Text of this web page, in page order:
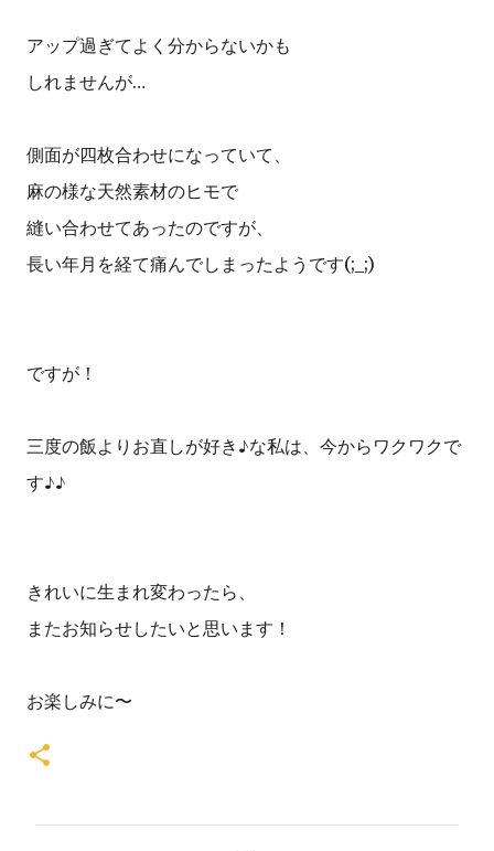
アップ過ぎてよく分からないかも
しれませんが…
側面が四枚合わせになっていて、
麻の様な天然素材のヒモで
縫い合わせてあったのですが、
長い年月を経て痛んでしまったようです(;_;)
ですが！
三度の飯よりお直しが好き♪な私は、今からワクワクで
す♪♪
きれいに生まれ変わったら、
またお知らせしたいと思います！
お楽しみに〜